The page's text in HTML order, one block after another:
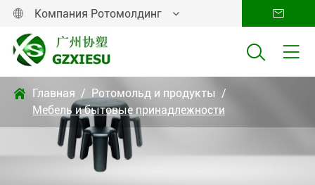
 Компания Ротомолдинг 
 
 Главная
Ротомольд и продукты
Мебель и бытовые принадлежности